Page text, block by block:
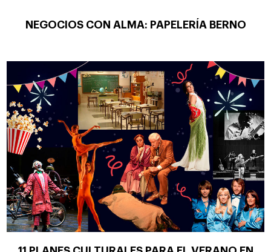
NEGOCIOS CON ALMA: PAPELERÍA BERNO